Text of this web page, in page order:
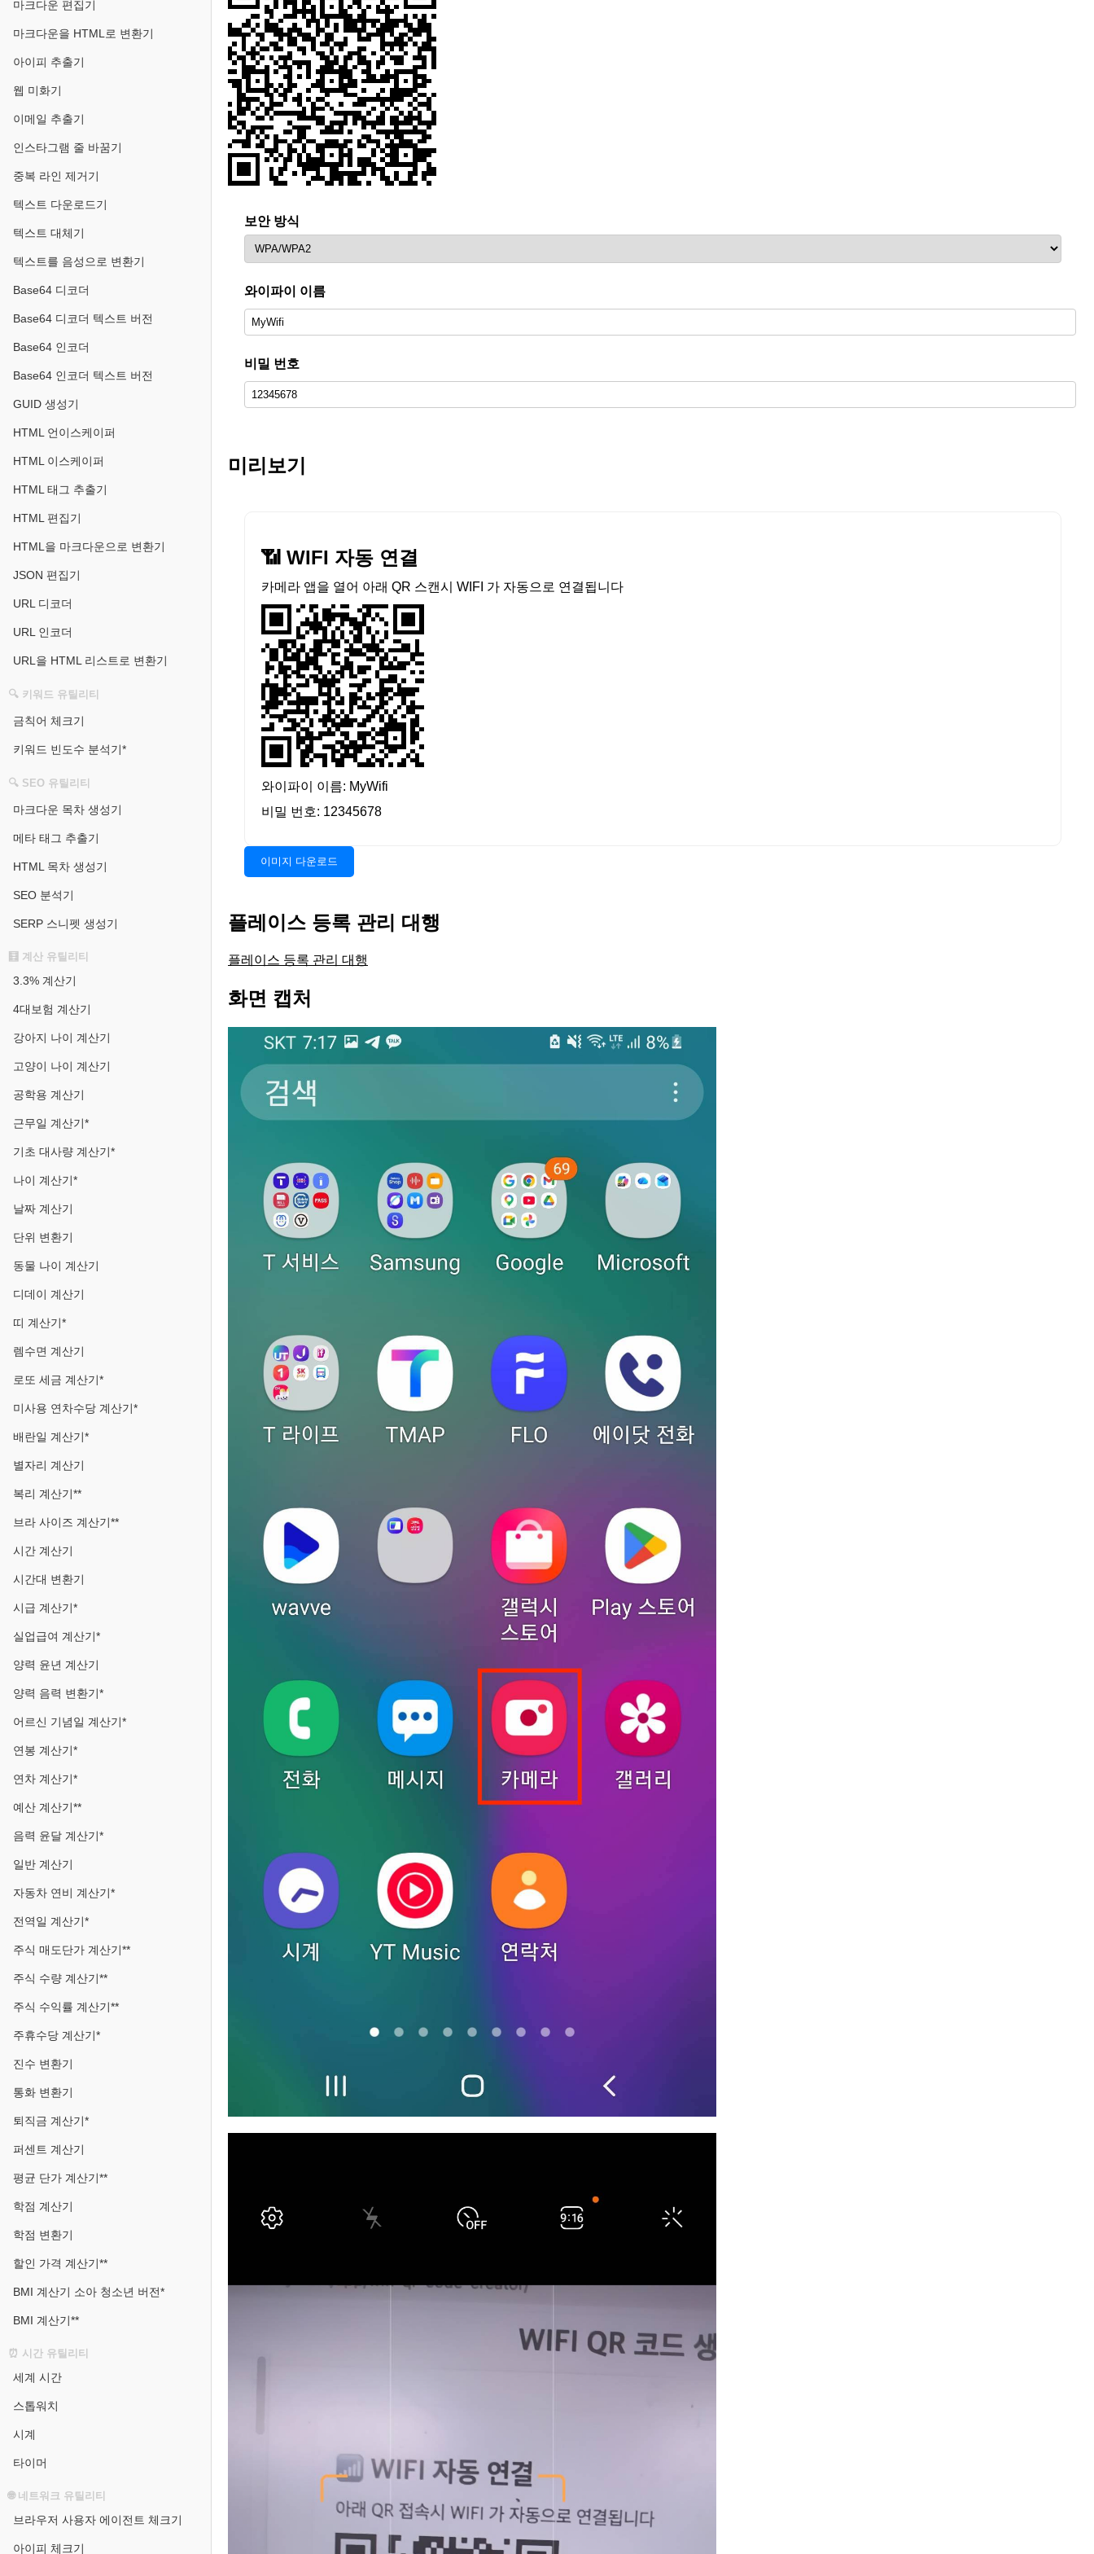
마크다운 편집기
마크다운을 HTML로 변환기
아이피 추출기
웹 미화기
이메일 추출기
인스타그램 줄 바꿈기
중복 라인 제거기
텍스트 다운로드기
텍스트 대체기
텍스트를 음성으로 변환기
Base64 디코더
Base64 디코더 텍스트 버전
Base64 인코더
Base64 인코더 텍스트 버전
GUID 생성기
HTML 언이스케이퍼
HTML 이스케이퍼
HTML 태그 추출기
HTML 편집기
HTML을 마크다운으로 변환기
JSON 편집기
URL 디코더
URL 인코더
URL을 HTML 리스트로 변환기
🔍 키워드 유틸리티
금칙어 체크기
키워드 빈도수 분석기*
🔍 SEO 유틸리티
마크다운 목차 생성기
메타 태그 추출기
HTML 목차 생성기
SEO 분석기
SERP 스니펫 생성기
🧮 계산 유틸리티
3.3% 계산기
4대보험 계산기
강아지 나이 계산기
고양이 나이 계산기
공학용 계산기
근무일 계산기*
기초 대사량 계산기*
나이 계산기*
날짜 계산기
단위 변환기
동물 나이 계산기
디데이 계산기
띠 계산기*
렘수면 계산기
로또 세금 계산기*
미사용 연차수당 계산기*
배란일 계산기*
별자리 계산기
복리 계산기**
브라 사이즈 계산기**
시간 계산기
시간대 변환기
시급 계산기*
실업급여 계산기*
양력 윤년 계산기
양력 음력 변환기*
어르신 기념일 계산기*
연봉 계산기*
연차 계산기*
예산 계산기**
음력 윤달 계산기*
일반 계산기
자동차 연비 계산기*
전역일 계산기*
주식 매도단가 계산기**
주식 수량 계산기**
주식 수익률 계산기**
주휴수당 계산기*
진수 변환기
통화 변환기
퇴직금 계산기*
퍼센트 계산기
평균 단가 계산기**
학점 계산기
학점 변환기
할인 가격 계산기**
BMI 계산기 소아 청소년 버전*
BMI 계산기**
⏰ 시간 유틸리티
세계 시간
스톱워치
시계
타이머
🌐 네트워크 유틸리티
브라우저 사용자 에이전트 체크기
아이피 체크기
보안 방식
와이파이 이름
비밀 번호
미리보기
📶 WIFI 자동 연결
카메라 앱을 열어 아래 QR 스캔시 WIFI 가 자동으로 연결됩니다
와이파이 이름: MyWifi
비밀 번호: 12345678
이미지 다운로드
플레이스 등록 관리 대행
플레이스 등록 관리 대행
화면 캡처